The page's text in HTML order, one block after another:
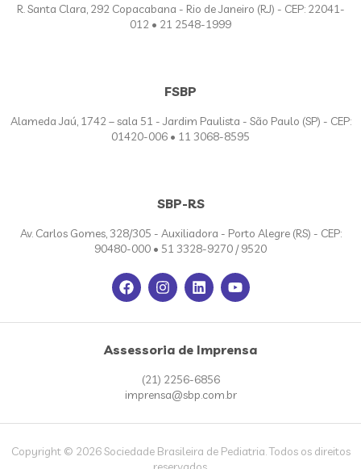
R. Santa Clara, 292 Copacabana - Rio de Janeiro (RJ) - CEP: 22041-
012 • 21 2548-1999
FSBP
Alameda Jaú, 1742 – sala 51 - Jardim Paulista - São Paulo (SP) - CEP:
01420-006 • 11 3068-8595
SBP-RS
Av. Carlos Gomes, 328/305 - Auxiliadora - Porto Alegre (RS) - CEP:
90480-000 • 51 3328-9270 / 9520
Assessoria de Imprensa
(21) 2256-6856
imprensa@sbp.com.br
Copyright © 2026 Sociedade Brasileira de Pediatria. Todos os direitos